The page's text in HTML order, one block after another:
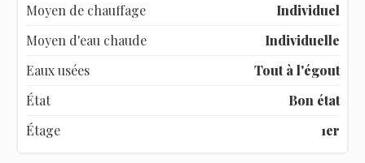
Moyen de chauffage
Individuel
Moyen d'eau chaude
Individuelle
Eaux usées
Tout à l'égout
État
Bon état
Étage
1er